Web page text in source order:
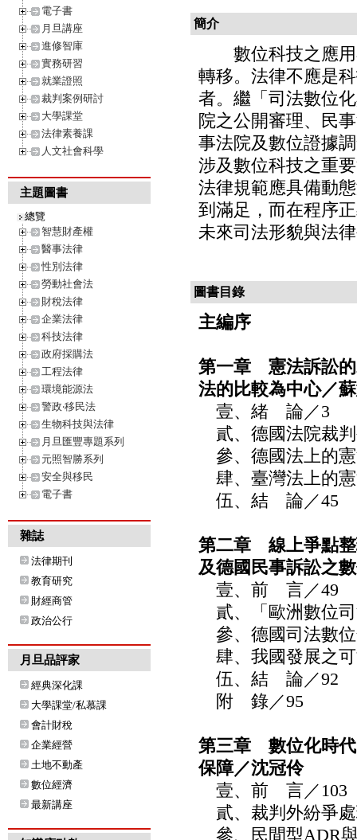
電子書
月旦講座
進修智庫
實務研習
就業證照
裁判案例研討
大學課堂
法律素養課
人文社會科學
主題圖書
總覽
智慧財產權
醫事法律
性別法律
勞動社會法
財稅法律
企業法律
科技法律
政府採購法
工程法律
環境能源法
警政‧移民法
生物科技與法律
月旦匯豐專題系列
元照智勝系列
安全與移民
電子書
雜誌
法律期刊
教育研究
財經商管
政治公行
月旦品評家
經典深化課
大學課堂/私慕課
會計財稅
企業經營
土地不動產
數位經濟
最新講座
簡介
數位科技之應用
轉移。法律不應是
者。繼「司法數位
院之公開審理、民
事法院及數位證據
涉及數位科技之重
法律規範應具備動
到滿足，而在程序
未來司法形貌與法
圖書目錄
主編序
第一章 憲法訴訟的
法的比較為中心／
壹、緒 論／3
貳、德國法院裁
參、德國法上的
肆、臺灣法上的
伍、結 論／45
第二章 線上爭點整
及德國民事訴訟之
壹、前 言／49
貳、「歐洲數位
參、德國司法數
肆、我國發展之
伍、結 論／92
附 錄／95
第三章 數位化時代
保障／沈冠伶
壹、前 言／103
貳、裁判外紛爭
參、民間型ADR